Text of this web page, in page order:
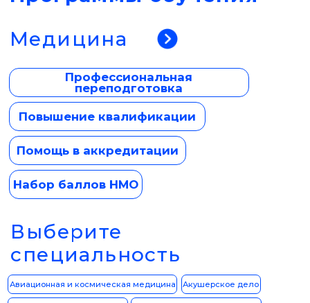
Дерматовенерология
Медико-социальная экспертиза
Колопроктология
Наркология
Кардиология
Медицинская микробиология
Лабораторная диагностика
Коммунальная гигиена
Клиническая лабораторная диагностика
Гематология
Гигиена и санитария
Медицинская оптика
Лабораторное дело
Детская онкология
Медицинская биофизика
Косметология
Медико-профилактическое дело
Клиническая психология
Гигиена питания
Медицинская статистика
Имплантология
Медицинская
кибернетика
Лабораторная генетика
Дезинфекционное дело
Медико-социальная помощь
Клиническая фармакология
Водолазная медицина
Гигиена труда
Лечебная физкультура
Инфекционные болезни